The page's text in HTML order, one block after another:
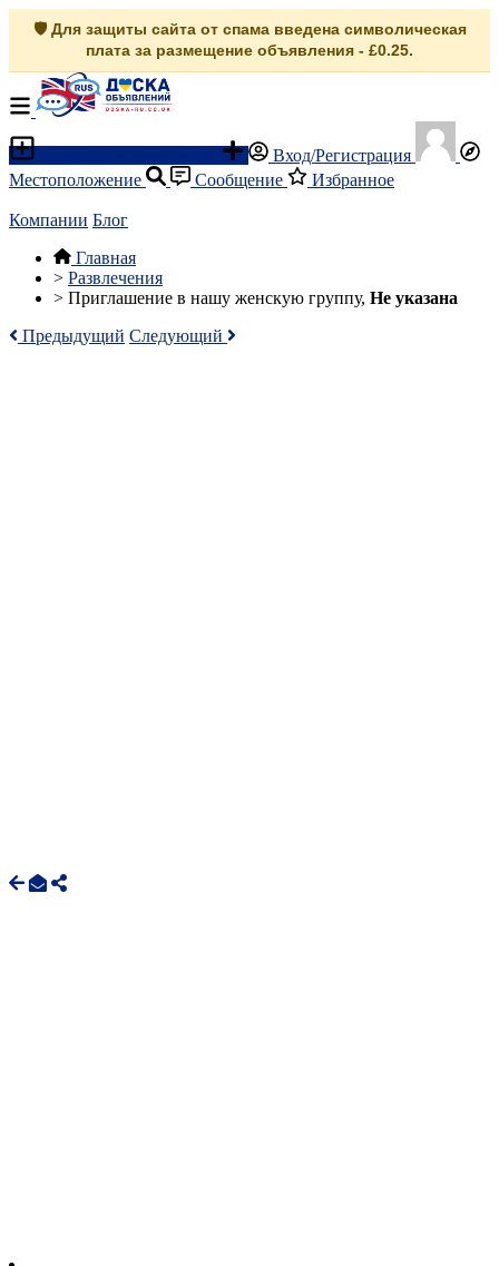
🛡️ Для защиты сайта от спама введена символическая
плата за размещение объявления - £0.25.
Вход/Регистрация
Местоположение
Сообщение Избранное
Компании Блог
Главная
> Развлечения
> Приглашение в нашу женскую группу, Не указана
Предыдущий Следующий